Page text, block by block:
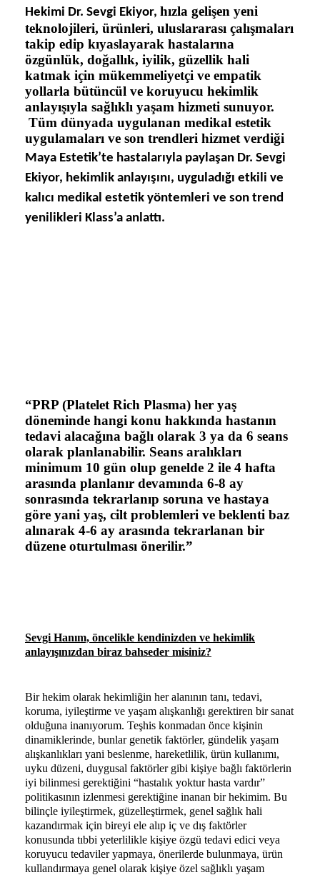
Hekimi Dr. Sevgi Ekiyor, hızla gelişen yeni
teknolojileri, ürünleri, uluslararası çalışmaları
takip edip kıyaslayarak hastalarına
özgünlük, doğallık, iyilik, güzellik hali
katmak için mükemmeliyetçi ve empatik
yollarla bütüncül ve koruyucu hekimlik
anlayışıyla sağlıklı yaşam hizmeti sunuyor.
Tüm dünyada uygulanan medikal estetik
uygulamaları ve son trendleri hizmet verdiği
Maya Estetik’te hastalarıyla paylaşan Dr. Sevgi
Ekiyor, hekimlik anlayışını, uyguladığı etkili ve
kalıcı medikal estetik yöntemleri ve son trend
yenilikleri Klass’a anlattı.
“PRP (Platelet Rich Plasma) her yaş
döneminde hangi konu hakkında hastanın
tedavi alacağına bağlı olarak 3 ya da 6 seans
olarak planlanabilir. Seans aralıkları
minimum 10 gün olup genelde 2 ile 4 hafta
arasında planlanır devamında 6-8 ay
sonrasında tekrarlanıp soruna ve hastaya
göre yani yaş, cilt problemleri ve beklenti baz
alınarak 4-6 ay arasında tekrarlanan bir
düzene oturtulması önerilir.”
Sevgi Hanım, öncelikle kendinizden ve hekimlik
anlayışınızdan biraz bahseder misiniz?
Bir hekim olarak hekimliğin her alanının tanı, tedavi,
koruma, iyileştirme ve yaşam alışkanlığı gerektiren bir sanat
olduğuna inanıyorum. Teşhis konmadan önce kişinin
dinamiklerinde, bunlar genetik faktörler, gündelik yaşam
alışkanlıkları yani beslenme, hareketlilik, ürün kullanımı,
uyku düzeni, duygusal faktörler gibi kişiye bağlı faktörlerin
iyi bilinmesi gerektiğini “hastalık yoktur hasta vardır”
politikasının izlenmesi gerektiğine inanan bir hekimim. Bu
bilinçle iyileştirmek, güzelleştirmek, genel sağlık hali
kazandırmak için bireyi ele alıp iç ve dış faktörler
konusunda tıbbi yeterlilikle kişiye özgü tedavi edici veya
koruyucu tedaviler yapmaya, önerilerde bulunmaya, ürün
kullandırmaya genel olarak kişiye özel sağlıklı yaşam